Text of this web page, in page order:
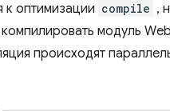
к оптимизации compile ,
модуль
происходят